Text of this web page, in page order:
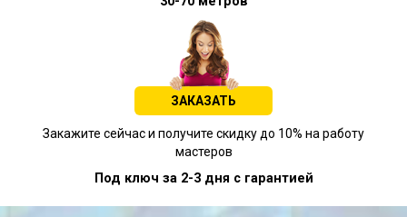
ЗАКАЗАТЬ
Закажите сейчас и получите скидку до 10% на работу
мастеров
Под ключ за 2-3 дня с гарантией